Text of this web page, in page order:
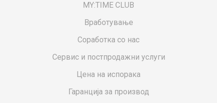
MY:TIME CLUB
Вработување
Соработка со нас
Сервис и постпродажни услуги
Цена на испорака
Гаранција за производ